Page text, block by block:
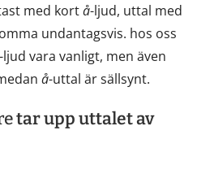
med kortå-ljud, uttal med
undantagsvis. hos oss
-ljud vara vanligt, men även
å-uttal är sällsynt.
tar upp uttalet av